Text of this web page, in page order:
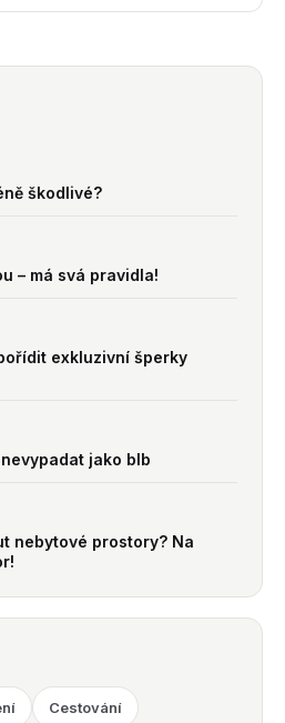
škodlivé?
– má svá pravidla!
exkluzivní šperky
jako blb
nebytové prostory? Na
Cestování